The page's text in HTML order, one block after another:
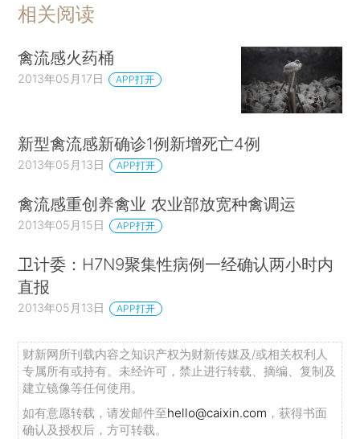
相关阅读
禽流感火药桶
2013年05月17日 APP打开
新型禽流感新确诊1例新增死亡4例
2013年05月13日 APP打开
禽流感重创养禽业 农业部放宽种禽调运
2013年05月15日 APP打开
卫计委：H7N9聚集性病例一经确认两小时内
直报
2013年05月13日 APP打开
财新网所刊载内容之知识产权为财新传媒及/或相关权利人
专属所有或持有。未经许可，禁止进行转载、摘编、复制及
建立镜像等任何使用。
如有意愿转载，请发邮件至hello@caixin.com ，获得书面
确认及授权后，方可转载。